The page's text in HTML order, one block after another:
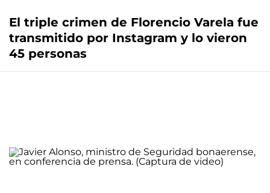
El triple crimen de Florencio Varela fue
transmitido por Instagram y lo vieron
45 personas